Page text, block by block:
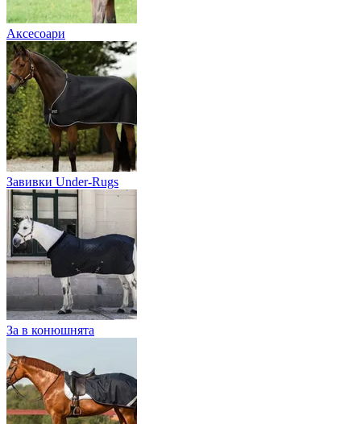
Аксесоари
Завивки Under-Rugs
За в конюшнята